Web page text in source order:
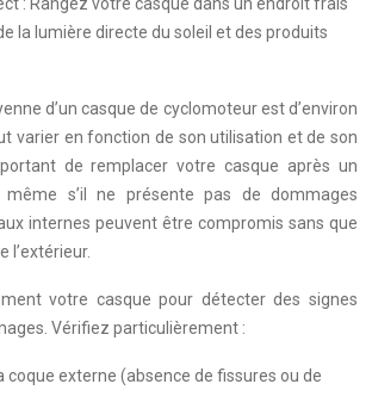
la lumière directe du soleil et des produits
d’un casque de cyclomoteur est d’environ
varier en fonction de son utilisation et de son
de remplacer votre casque après un
s’il ne présente pas de dommages
internes peuvent être compromis sans que
l’extérieur.
votre casque pour détecter des signes
Vérifiez particulièrement :
coque externe (absence de fissures ou de